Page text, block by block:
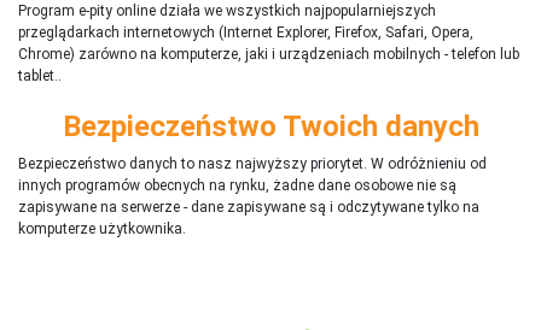
Program e-pity online działa we wszystkich najpopularniejszych
przeglądarkach internetowych (Internet Explorer, Firefox, Safari, Opera,
Chrome) zarówno na komputerze, jaki i urządzeniach mobilnych - telefon lub
tablet..
Bezpieczeństwo Twoich danych
Bezpieczeństwo danych to nasz najwyższy priorytet. W odróżnieniu od
innych programów obecnych na rynku, żadne dane osobowe nie są
zapisywane na serwerze - dane zapisywane są i odczytywane tylko na
komputerze użytkownika.